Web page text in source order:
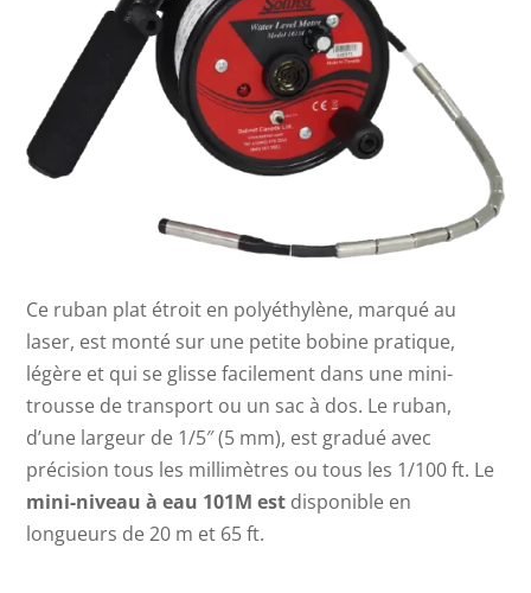
Ce ruban plat étroit en polyéthylène, marqué au
laser, est monté sur une petite bobine pratique,
légère et qui se glisse facilement dans une mini-
trousse de transport ou un sac à dos. Le ruban,
d’une largeur de 1/5″ (5 mm), est gradué avec
précision tous les millimètres ou tous les 1/100 ft. Le
mini-niveau à eau 101M est disponible en
longueurs de 20 m et 65 ft.